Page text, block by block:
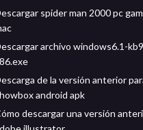
spider man 2000 pc
archivo windows6.1-
de la versión anterior
android apk
descargar una versión